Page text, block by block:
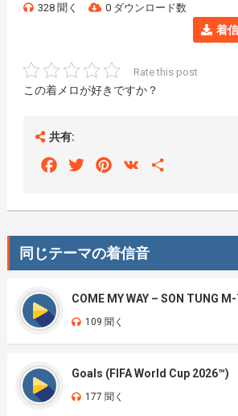
328 聞く 0 ダウンロード数
着
Rate this post
この着メロが好きですか？
共有:
FacebookTwitterPinterest
VK
同じテーマの着信音
COME MY WAY – SON TUNG
109 聞く
Goals (FIFA World Cup 2026™)
177 聞く